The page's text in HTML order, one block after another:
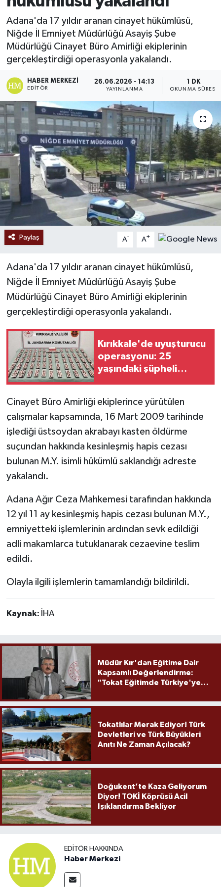
Adana'da 17 yıldır aranan cinayet hükümlüsü,
Niğde İl Emniyet Müdürlüğü Asayiş Şube
Müdürlüğü Cinayet Büro Amirliği ekiplerinin
gerçekleştirdiği operasyonla yakalandı.
HABER MERKEZI
EDITÖR
26.06.2026 - 14:13
YAYINLANMA
1 DK
OKUNMA SÜRESI
Paylaş A- A+
Adana'da 17 yıldır aranan cinayet hükümlüsü,
Niğde İl Emniyet Müdürlüğü Asayiş Şube
Müdürlüğü Cinayet Büro Amirliği ekiplerinin
gerçekleştirdiği operasyonla yakalandı.
Kırıkkale'de uyuşturucu
operasyonu: 25
yaşındaki şüpheli
Cinayet Büro Amirliği ekiplerince yürütülen
çalışmalar kapsamında, 16 Mart 2009 tarihinde
işlediği üstsoydan akrabayı kasten öldürme
suçundan hakkında kesinleşmiş hapis cezası
bulunan M.Y. isimli hükümlü saklandığı adreste
yakalandı.
Adana Ağır Ceza Mahkemesi tarafından hakkında
12 yıl 11 ay kesinleşmiş hapis cezası bulunan M.Y.,
emniyetteki işlemlerinin ardından sevk edildiği
adli makamlarca tutuklanarak cezaevine teslim
edildi.
Olayla ilgili işlemlerin tamamlandığı bildirildi.
Kaynak: İHA
Müdür Kır'dan Eğitime Dair
Kapsamlı Değerlendirme:
"Tokat Eğitimde Türkiye'ye
Tokatlılar Merak Ediyor! Türk
Devletleri ve Türk Büyükleri
Anıtı Ne Zaman Açılacak?
Doğukent’te Kaza Geliyorum
Diyor! TOKİ Köprüsü Acil
Işıklandırma Bekliyor
EDITÖR HAKKINDA
Haber Merkezi
Ekonomi
Sağlık